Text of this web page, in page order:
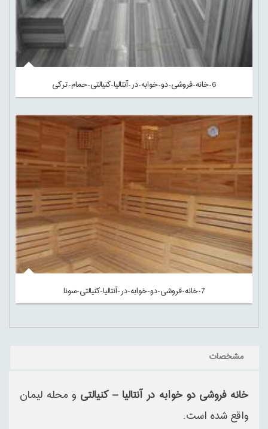
6-خانه-فروشی-دو-خوابه-در-آنتالیا-کنیالتی-حمام-ترکی
7-خانه-فروشی-دو-خوابه-در-آنتالیا-کنیالتی-سونا
مشخصات
خانه فروشی دو خوابه در آنتالیا – کنیالتی و محله لیمان
واقع شده است.